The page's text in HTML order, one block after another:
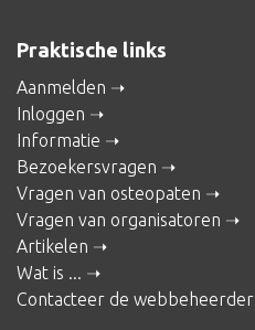
Praktische links
Aanmelden
Inloggen
Informatie
Bezoekersvragen
Vragen van osteopaten
Vragen van organisatoren
Artikelen
Wat is ...
Contacteer de webbeheerder